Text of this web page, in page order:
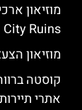
מוזיאון
Ruins
מוזיאון
קוסטה
אתרי